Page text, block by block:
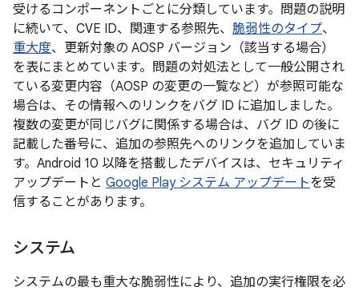
受けるコンポーネントごとに分類しています。問題の説明
に続いて、CVE ID、関連する参照先、 脆弱性のタイプ、
重大度、更新対象の AOSP バージョン（該当する場合）
を表にまとめています。問題の対処法として一般公開され
ている変更内容（AOSP の変更の一覧など）が参照可能な
場合は、その情報へのリンクをバグ ID に追加しました。
複数の変更が同じバグに関係する場合は、バグ ID の後に
記載した番号に、追加の参照先へのリンクを追加していま
す。Android 10 以降を搭載したデバイスは、セキュリティ
アップデートと Google Play システム アップデートを受
信することがあります。
システム
システムの最も重大な脆弱性により、追加の実行権限を必